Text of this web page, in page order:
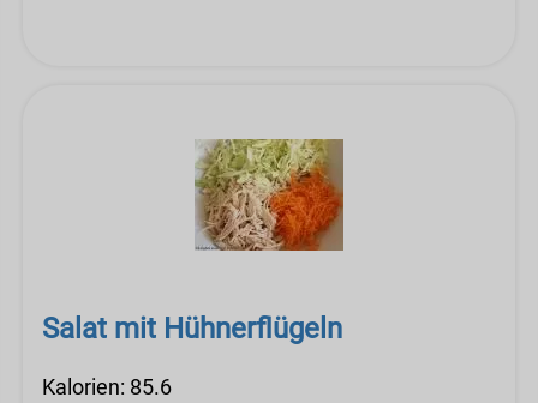
Salat mit Hühnerflügeln
Kalorien: 85.6